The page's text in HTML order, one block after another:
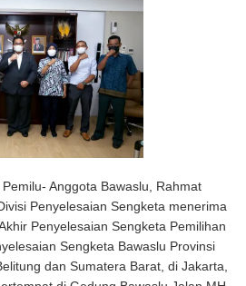
Anggota Bawaslu, Rahmat
Penyelesaian Sengketa menerima
Penyelesaian Sengketa Pemilihan
Sengketa Bawaslu Provinsi
dan Sumatera Barat, di Jakarta,